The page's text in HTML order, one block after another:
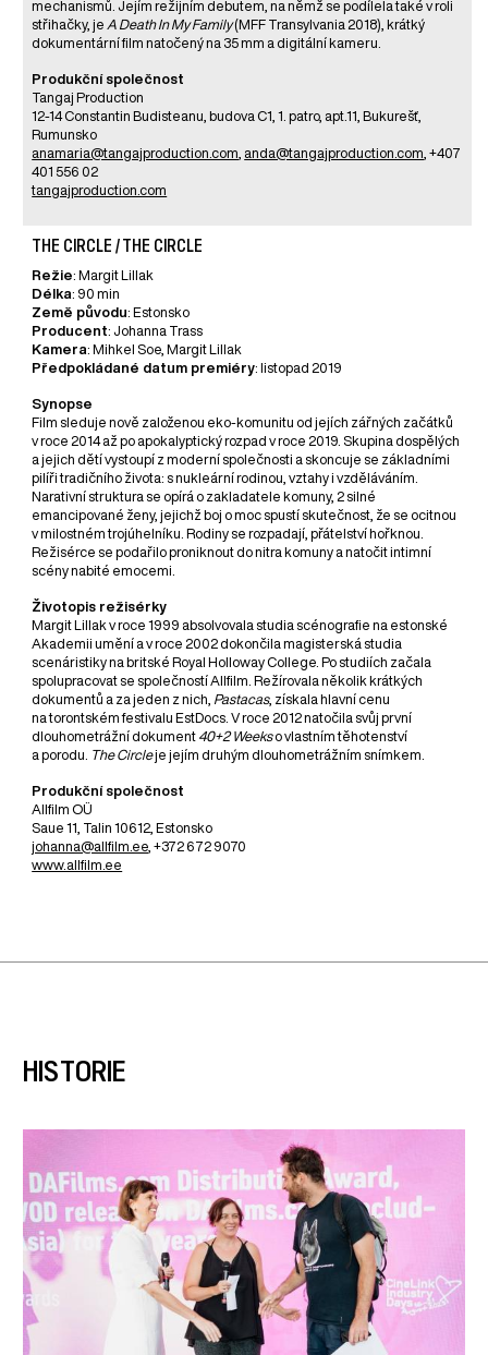
mechanismů. Jejím režijním debutem, na němž se podílela také v roli
střihačky, je A Death In My Family(MFF Transylvania 2018), krátký
dokumentární film natočený na 35 mm a digitální kameru.
Produkční společnost
Tangaj Production
12-14 Constantin Budisteanu, budova C1, 1. patro, apt.11, Bukurešť,
Rumunsko
anamaria@tangajproduction.com anda@tangajproduction.com , +407
401 556 02
tangajproduction.com
THE CIRCLE / THE CIRCLE
Režie: Margit Lillak
Délka: 90 min
Země původu: Estonsko
Producent: Johanna Trass
Kamera: Mihkel Soe, Margit Lillak
Předpokládané datum premiéry: listopad 2019
Synopse
Film sleduje nově založenou eko-komunitu od jejích zářných začátků
v roce 2014 až po apokalyptický rozpad v roce 2019. Skupina dospělých
a jejich dětí vystoupí z moderní společnosti a skoncuje se základními
pilíři tradičního života: s nukleární rodinou, vztahy i vzděláváním.
Narativní struktura se opírá o zakladatele komuny, 2 silné
emancipované ženy, jejichž boj o moc spustí skutečnost, že se ocitnou
v milostném trojúhelníku. Rodiny se rozpadají, přátelství hořknou.
Režisérce se podařilo proniknout do nitra komuny a natočit intimní
scény nabité emocemi.
Životopis režisérky
Margit Lillak v roce 1999 absolvovala studia scénografie na estonské
Akademii umění a v roce 2002 dokončila magisterská studia
scenáristiky na britské Royal Holloway College. Po studiích začala
spolupracovat se společností Allfilm. Režírovala několik krátkých
dokumentů a za jeden z nich, Pastacas, získala hlavní cenu
na torontském festivalu EstDocs. V roce 2012 natočila svůj první
dlouhometrážní dokument 40+2 Weekso vlastním těhotenství
a porodu.
The Circleje jejím druhým dlouhometrážním snímkem.
Produkční společnost
Allfilm OÜ
Saue 11, Talin 10612, Estonsko
johanna@allfilm.ee , +372 672 9070
www.allfilm.ee
HISTORIE